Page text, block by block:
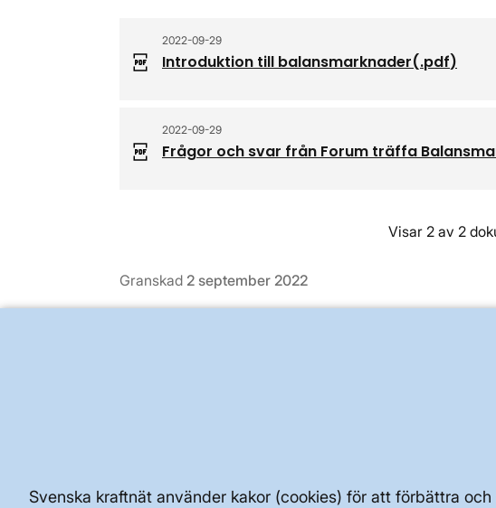
Svenska kraftnät använder kakor (cookies) för att förbättra
2022-09-29
Introduktion till balansmarknader(.pdf)
2022-09-29
Frågor och svar från Forum träffa
Visar 2 av 2
Granskad 2 september 2022